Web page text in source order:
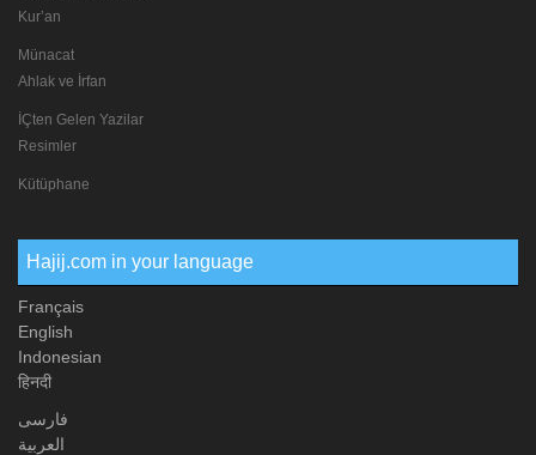
Kur’an
Münacat
Ahlak ve İrfan
İÇten Gelen Yazilar
Resimler
Kütüphane
Hajij.com in your language
Français
English
Indonesian
हिनदी
فارسی
العربیة